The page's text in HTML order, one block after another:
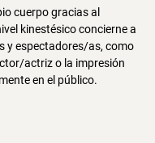
cuerpo gracias al
kinestésico concierne a
y espectadores/as, como
actriz o la impresión
en el público.